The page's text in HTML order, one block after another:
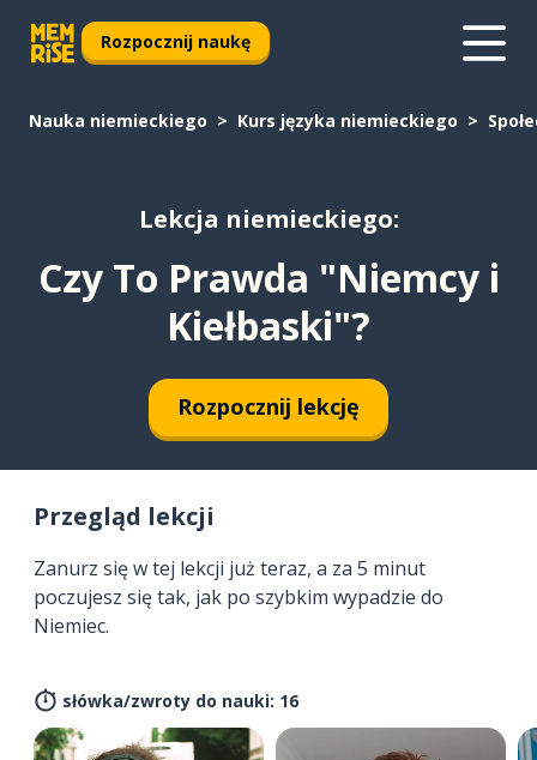
Rozpocznij naukę
Nauka niemieckiego Kurs języka niemieckiego
Lekcja niemieckiego:
Czy To Prawda "Niemcy i
Kiełbaski"?
Rozpocznij lekcję
Przegląd lekcji
Zanurz się w tej lekcji już teraz, a za 5 minut
poczujesz się tak, jak po szybkim wypadzie do
Niemiec.
słówka/zwroty do nauki: 16